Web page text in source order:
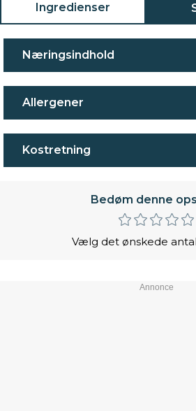
Ingredienser
Næringsindhold
Allergener
Kostretning
Bedøm denne
Vælg det ønskede